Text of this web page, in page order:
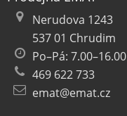
Nerudova 1243
537 01 Chrudim
Po–Pá: 7.00–16.00
469 622 733
emat@emat.cz